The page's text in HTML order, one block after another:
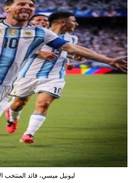
ليونيل ميسي، قائد المنتخب